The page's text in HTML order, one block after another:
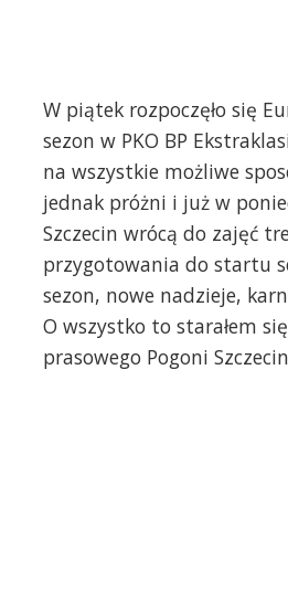
W piątek rozpoczęło się
sezon w PKO BP
na wszystkie możliwe
jednak próżni i już w
Szczecin wrócą do zajęć
przygotowania do startu
sezon, nowe nadzieje,
O wszystko to starałem
prasowego Pogoni